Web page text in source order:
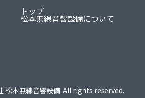
トップ
松本無線音響設備について
松本無線音響設備. All rights reserved.